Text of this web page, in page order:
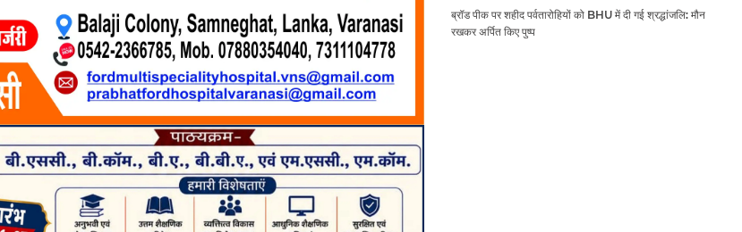
ब्रॉड पीक पर शहीद पर्वतारोहियों को BHU में दी गई श्रद्धांजलि: मौन
रखकर अर्पित किए पुष्प